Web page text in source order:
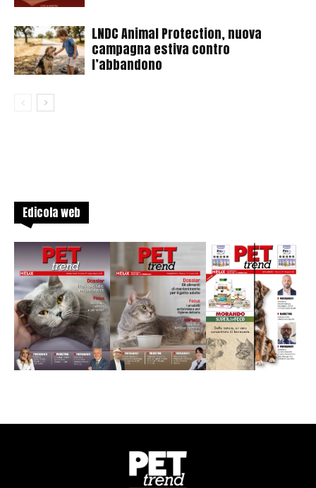
LNDC Animal Protection, nuova
campagna estiva contro
l’abbandono
Edicola web